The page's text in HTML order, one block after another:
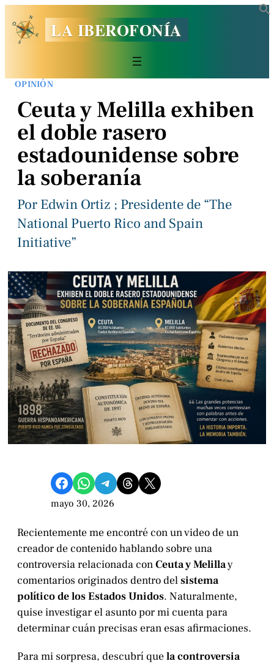
LA IBEROFONÍA
OPINIÓN
Ceuta y Melilla exhiben
el doble rasero
estadounidense sobre
la soberanía
Por Edwin Ortiz ; Presidente de “The
National Puerto Rico and Spain
Initiative”
Compartir en Facebook Compartir en WhatsApp Compartir en Telegram Share on Threads Compartir en X
mayo 30, 2026
Recientemente me encontré con un video de un
creador de contenido hablando sobre una
controversia relacionada conCeuta y Melillay
comentarios originados dentro delsistema
político de los Estados Unidos. Naturalmente,
quise investigar el asunto por mi cuenta para
determinar cuán precisas eran esas afirmaciones.
Para mi sorpresa, descubrí quela controversia